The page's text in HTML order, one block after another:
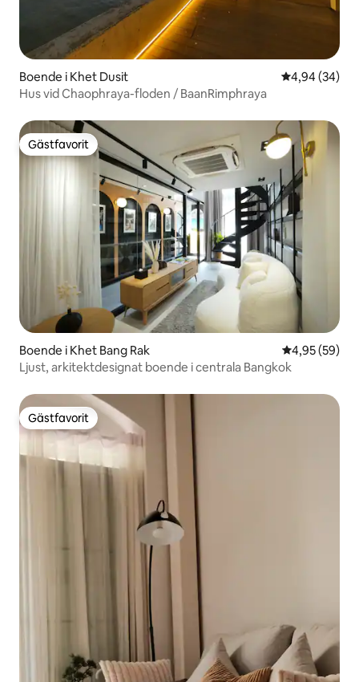
Boende i Khet Dusit 4,94 av 5 i
4,94 (34)
Hus vid Chaophraya-floden / BaanRimphraya
Gästfavorit
Gästfavorit
Boende i Khet Bang Rak 4,95 av 5 i
4,95 (59)
Ljust, arkitektdesignat boende i centrala Bangkok
Gästfavorit
Gästfavorit